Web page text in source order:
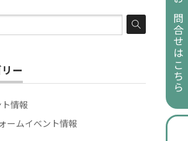
お問合せはこちら
ー
情報
ームイベント情報